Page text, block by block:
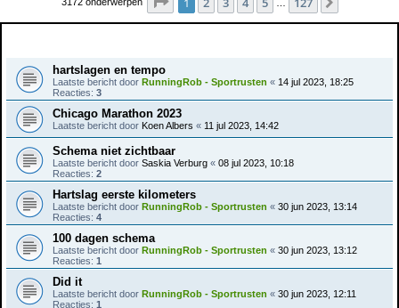
hartslagen en tempo
Laatste bericht door RunningRob - Sportrusten « 14 jul 2023, 18:25
Reacties: 3
Chicago Marathon 2023
Laatste bericht door Koen Albers « 11 jul 2023, 14:42
Schema niet zichtbaar
Laatste bericht door Saskia Verburg « 08 jul 2023, 10:18
Reacties: 2
Hartslag eerste kilometers
Laatste bericht door RunningRob - Sportrusten « 30 jun 2023, 13:14
Reacties: 4
100 dagen schema
Laatste bericht door RunningRob - Sportrusten « 30 jun 2023, 13:12
Reacties: 1
Did it
Laatste bericht door RunningRob - Sportrusten « 30 jun 2023, 12:11
Reacties: 1